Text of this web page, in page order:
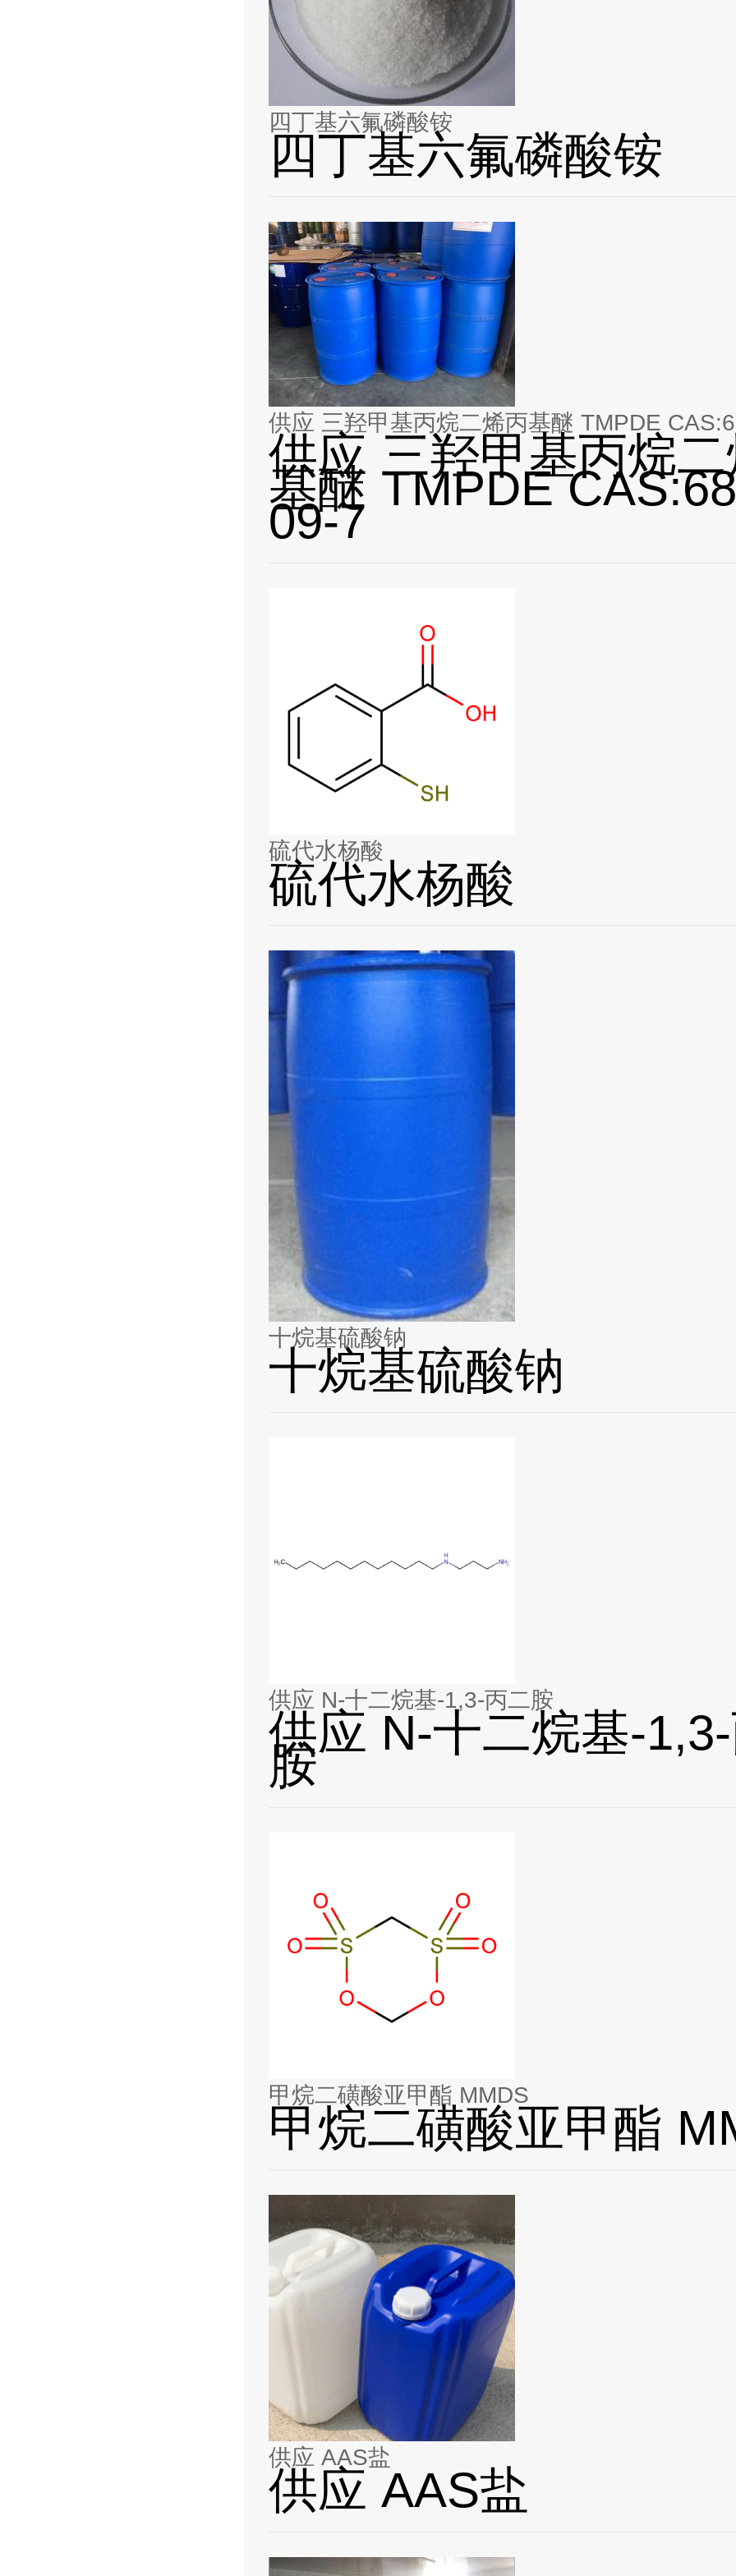
四丁基六氟磷酸铵
四丁基六氟磷酸铵
供应 三羟甲基丙烷二烯丙基醚 TMPDE
供应 三羟甲基丙烷
基醚 TMPDE
09-7
硫代水杨酸
硫代水杨酸
十烷基硫酸钠
十烷基硫酸钠
供应 N-十二烷基-1,3-丙二胺
供应 N-十二烷基-
胺
甲烷二磺酸亚甲酯 MMDS
甲烷二磺酸亚甲酯
供应 AAS盐
供应 AAS盐